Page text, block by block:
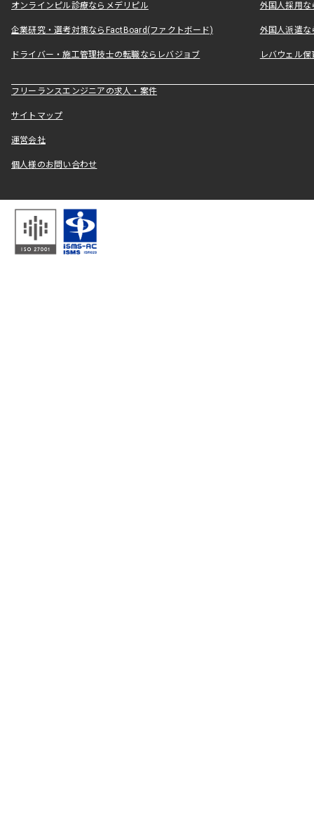
オンラインピル診療ならメデリピル 外国人採用
企業研究・選考対策ならFactBoard(ファクトボード) 外国人派遣な
ドライバー・施工管理技士の転職ならレバジョブ レバウェル
フリーランスエンジニアの求人・案件
サイトマップ
運営会社
個人様のお問い合わせ